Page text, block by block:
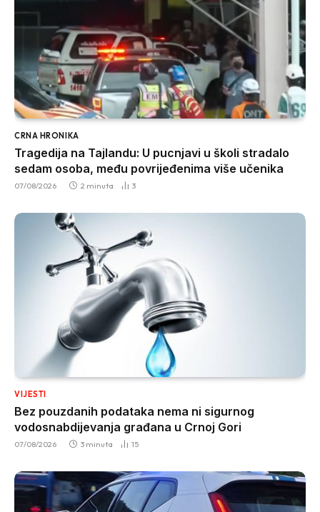
CRNA HRONIKA
Tragedija na Tajlandu: U pucnjavi u školi stradalo
sedam osoba, među povrijeđenima više učenika
07/08/2026 2 minuta 3
VIJESTI
Bez pouzdanih podataka nema ni sigurnog
vodosnabdijevanja građana u Crnoj Gori
07/08/2026 3 minuta 15